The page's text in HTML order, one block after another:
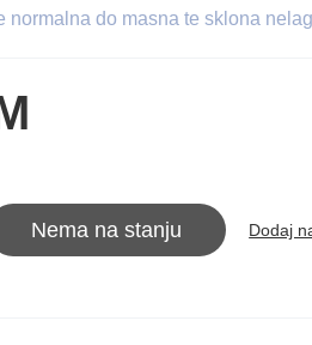
normalna do masna te sklona
Nema na stanju Dodaj